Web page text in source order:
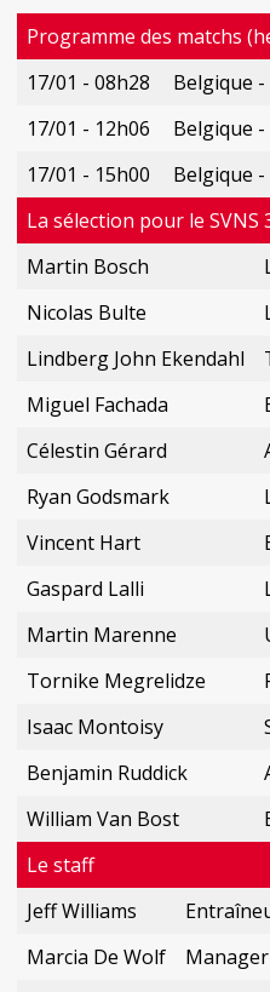
Programme des matchs
17/01 - 08h28
Belgique
17/01 - 12h06
Belgique -
17/01 - 15h00
Belgique
La sélection pour le SVNS
Martin Bosch
Nicolas Bulte
Lindberg John Ekendahl
Miguel Fachada
Célestin Gérard
Ryan Godsmark
Vincent Hart
Gaspard Lalli
Martin Marenne
Tornike Megrelidze
Isaac Montoisy
Benjamin Ruddick
William Van Bost
Le staff
Jeff Williams
Marcia De Wolf
Manager